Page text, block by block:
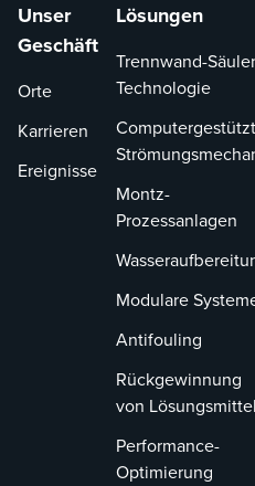
Unser
Geschäft
Orte
Karrieren
Ereignisse
Lösungen
Trennwand-
Technologie
Montz-
Prozessanlagen
Modulare
Antifouling
Rückgewinnung
von
Performance-
Optimierung